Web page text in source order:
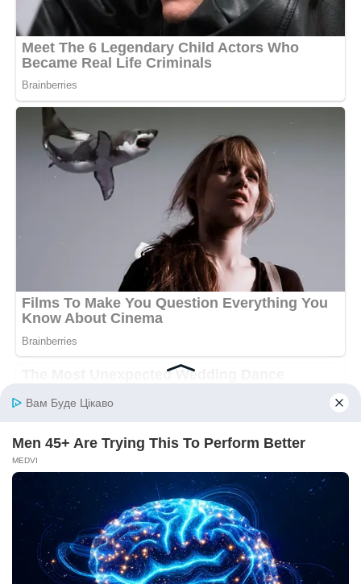
— Вибач мені, — прошепотів він їй у волосся. — Я мав
зробити це набагато раніше.
відчуваючи, як серце починає битися спокійніше.
Наступного дня Оксана зварила той самий гарбузовий
суп. Вони їли його в тиші, насолоджуючись кожною
ложкою, і ніхто не казав, що він “огидний” чи “дивний”. Це
була їхня вечеря, їхній вибір і їхнє життя.
Звісно, пізніше почалися дзвінки від тіток, бабусь та
дальніх родичів, які звинувачували Оксану в тому, що
вона “розбила сім’ю” і “вигнала нещасну матір на морози”
(хоча був теплий травень). Але Богдан сам брав слухавку і
спокійно пояснював, що це було їхнє спільне рішення.
Минуло кілька місяців, перш ніж Галина Петрівна знову
почала спілкуватися з сином. Її тон став більш стриманим,
хоча вона все ще не могла втриматися від шпильок у бік
невістки. Але тепер Оксана знала: вона має силу
спиною.